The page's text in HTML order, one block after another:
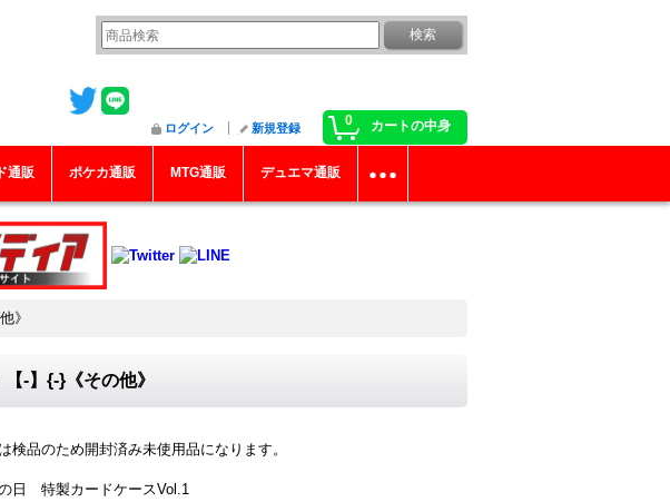
0 カートの中身
ログイン 新規登録
通販 ポケカ通販 MTG通販 デュエマ通販
》
-】{-}《その他》
検品のため開封済み未使用品になります。
日 特製カードケースVol.1